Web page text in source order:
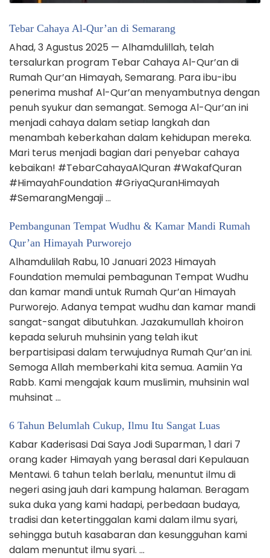
Tebar Cahaya Al-Qur’an di Semarang
Ahad, 3 Agustus 2025 — Alhamdulillah, telah
tersalurkan program Tebar Cahaya Al-Qur’an di
Rumah Qur’an Himayah, Semarang. Para ibu-ibu
penerima mushaf Al-Qur’an menyambutnya dengan
penuh syukur dan semangat. Semoga Al-Qur’an ini
menjadi cahaya dalam setiap langkah dan
menambah keberkahan dalam kehidupan mereka.
Mari terus menjadi bagian dari penyebar cahaya
kebaikan! #TebarCahayaAlQuran #WakafQuran
#HimayahFoundation #GriyaQuranHimayah
#SemarangMengaji …
Pembangunan Tempat Wudhu & Kamar Mandi Rumah
Qur’an Himayah Purworejo
Alhamdulilah Rabu, 10 Januari 2023 Himayah
Foundation memulai pembagunan Tempat Wudhu
dan kamar mandi untuk Rumah Qur’an Himayah
Purworejo. Adanya tempat wudhu dan kamar mandi
sangat-sangat dibutuhkan. Jazakumullah khoiron
kepada seluruh muhsinin yang telah ikut
berpartisipasi dalam terwujudnya Rumah Qur’an ini.
Semoga Allah memberkahi kita semua. Aamiin Ya
Rabb. Kami mengajak kaum muslimin, muhsinin wal
muhsinat …
6 Tahun Belumlah Cukup, Ilmu Itu Sangat Luas
Kabar Kaderisasi Dai Saya Jodi Suparman, 1 dari 7
orang kader Himayah yang berasal dari Kepulauan
Mentawi. 6 tahun telah berlalu, menuntut ilmu di
negeri asing jauh dari kampung halaman. Beragam
suka duka yang kami hadapi, perbedaan budaya,
tradisi dan ketertinggalan kami dalam ilmu syari,
sehingga butuh kasabaran dan kesungguhan kami
dalam menuntut ilmu syari. …